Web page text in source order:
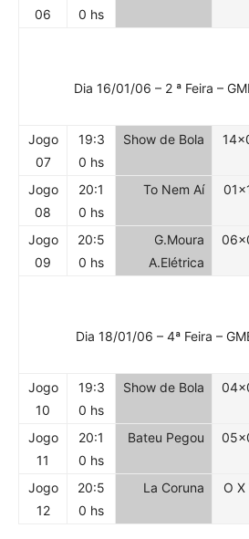
06
0 hs
Dia 16/01/06 – 2 ª Feira –
Jogo
07
19:3
0 hs
Show de Bola
Jogo
08
20:1
0 hs
To Nem Aí
Jogo
09
20:5
0 hs
G.Moura
A.Elétrica
Dia 18/01/06 – 4ª Feira –
Jogo
10
19:3
0 hs
Show de Bola
Jogo
11
20:1
0 hs
Bateu Pegou
Jogo
12
20:5
0 hs
La Coruna O X